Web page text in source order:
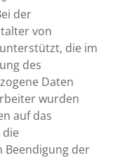
der
von
die im
des
Daten
wurden
auf das
die
Beendigung der